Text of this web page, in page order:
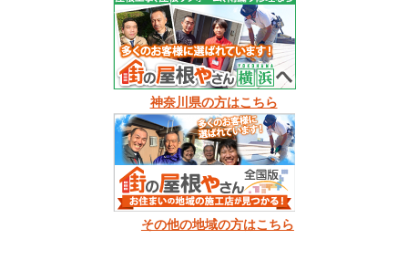
神奈川県の方はこちら
その他の地域の方はこちら